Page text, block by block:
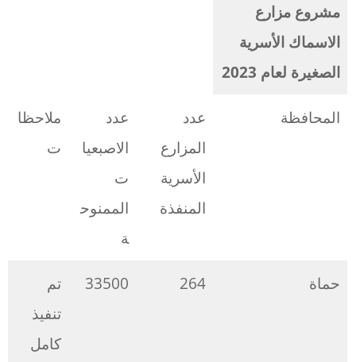
مشروع مزارع
الاسماك الأسرية
الصغيرة لعام 2023
المحافظة
عدد
المزارع
الأسرية
المنفذة
عدد
الاصبعيا
ت
الممنوح
ة
ملاحظا
ت
حماة 264
33500
تم
تنفيذ
كامل